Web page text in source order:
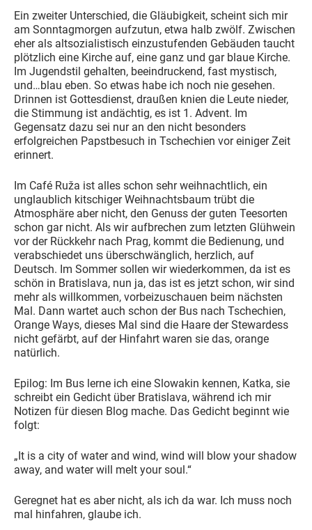
Ein zweiter Unterschied, die Gläubigkeit, scheint sich mir
am Sonntagmorgen aufzutun, etwa halb zwölf. Zwischen
eher als altsozialistisch einzustufenden Gebäuden taucht
plötzlich eine Kirche auf, eine ganz und gar blaue Kirche.
Im Jugendstil gehalten, beeindruckend, fast mystisch,
und…blau eben. So etwas habe ich noch nie gesehen.
Drinnen ist Gottesdienst, draußen knien die Leute nieder,
die Stimmung ist andächtig, es ist 1. Advent. Im
Gegensatz dazu sei nur an den nicht besonders
erfolgreichen Papstbesuch in Tschechien vor einiger Zeit
erinnert.
Im Café Ruža ist alles schon sehr weihnachtlich, ein
unglaublich kitschiger Weihnachtsbaum trübt die
Atmosphäre aber nicht, den Genuss der guten Teesorten
schon gar nicht. Als wir aufbrechen zum letzten Glühwein
vor der Rückkehr nach Prag, kommt die Bedienung, und
verabschiedet uns überschwänglich, herzlich, auf
Deutsch. Im Sommer sollen wir wiederkommen, da ist es
schön in Bratislava, nun ja, das ist es jetzt schon, wir sind
mehr als willkommen, vorbeizuschauen beim nächsten
Mal. Dann wartet auch schon der Bus nach Tschechien,
Orange Ways, dieses Mal sind die Haare der Stewardess
nicht gefärbt, auf der Hinfahrt waren sie das, orange
natürlich.
Epilog: Im Bus lerne ich eine Slowakin kennen, Katka, sie
schreibt ein Gedicht über Bratislava, während ich mir
Notizen für diesen Blog mache. Das Gedicht beginnt wie
folgt:
„It is a city of water and wind, wind will blow your shadow
away, and water will melt your soul.“
Geregnet hat es aber nicht, als ich da war. Ich muss noch
mal hinfahren, glaube ich.